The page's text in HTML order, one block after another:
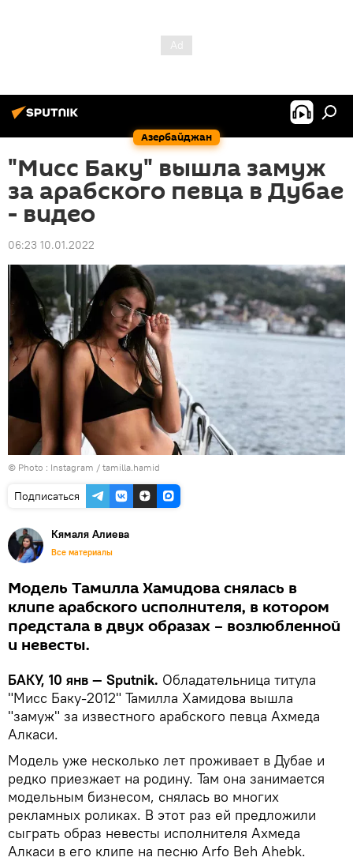
Азербайджан
"Мисс Баку" вышла замуж
за арабского певца в Дубае
- видео
06:23 10.01.2022
© Photo : Instagram / tamilla.hamid
Подписаться
Кямаля Алиева
Все материалы
Модель Тамилла Хамидова снялась в
клипе арабского исполнителя, в котором
предстала в двух образах – возлюбленной
и невесты.
БАКУ, 10 янв — Sputnik. Обладательница титула
"Мисс Баку-2012" Тамилла Хамидова вышла
"замуж" за известного арабского певца Ахмеда
Алкаси.
Модель уже несколько лет проживает в Дубае и
редко приезжает на родину. Там она занимается
модельным бизнесом, снялась во многих
рекламных роликах. В этот раз ей предложили
сыграть образ невесты исполнителя Ахмеда
Алкаси в его клипе на песню Arfo Beh Ahebk.